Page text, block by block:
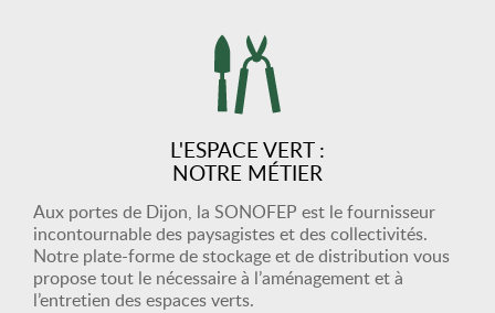
L'ESPACE VERT :
NOTRE MÉTIER
Aux portes de Dijon, la SONOFEP est le fournisseur
incontournable des paysagistes et des collectivités.
Notre plate-forme de stockage et de distribution vous
propose tout le nécessaire à l’aménagement et à
l’entretien des espaces verts.